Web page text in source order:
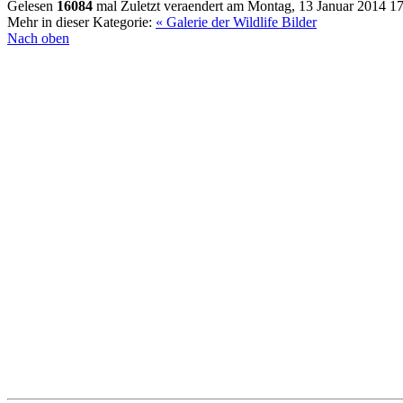
Gelesen 16084 mal Zuletzt veraendert am Montag, 13 Januar 2014
Mehr in dieser Kategorie: « Galerie der Wildlife Bilder
Nach oben